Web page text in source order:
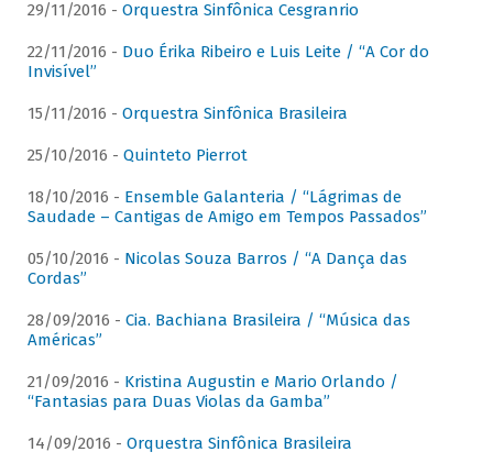
29/11/2016 - Orquestra Sinfônica Cesgranrio
22/11/2016 - Duo Érika Ribeiro e Luis Leite / “A Cor do
Invisível”
15/11/2016 - Orquestra Sinfônica Brasileira
25/10/2016 - Quinteto Pierrot
18/10/2016 - Ensemble Galanteria / “Lágrimas de
Saudade – Cantigas de Amigo em Tempos Passados”
05/10/2016 - Nicolas Souza Barros / “A Dança das
Cordas”
28/09/2016 - Cia. Bachiana Brasileira / “Música das
Américas”
21/09/2016 - Kristina Augustin e Mario Orlando /
“Fantasias para Duas Violas da Gamba”
14/09/2016 - Orquestra Sinfônica Brasileira